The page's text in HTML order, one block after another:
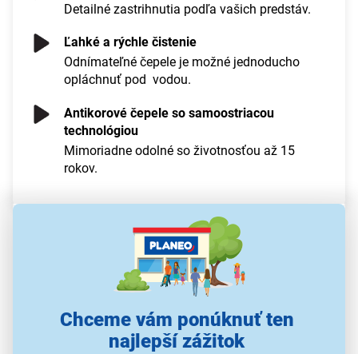
Chceme vám ponúknuť ten
najlepší zážitok
Detailné zastrihnutia podľa vašich predstáv.
Ľahké a rýchle čistenie
Odnímateľné čepele je možné jednoducho
opláchnuť pod vodou.
Antikorové čepele so samoostriacou
technológiou
Mimoriadne odolné so životnosťou až 15
rokov.